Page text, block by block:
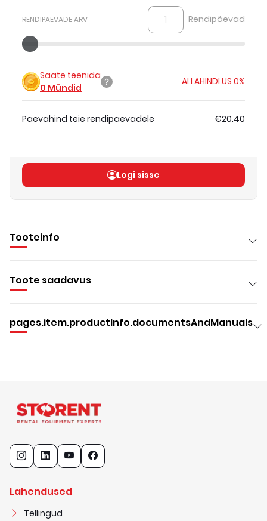
RENDIPÄEVADE ARV Rendipäevad
Saate teenida
0 Mündid
ALLAHINDLUS 0%
Päevahind teie rendipäevadele €20.40
Logi sisse
Tooteinfo
Toote saadavus
pages.item.productInfo.documentsAndManuals
Lahendused
Tellingud